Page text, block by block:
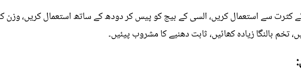
سے استعمال کریں، السی کے بیج کو پیس کر دودھ کے ساتھ استعمال کریں، وزن
تخم بالنگا زیادہ کھائیں، ثابت دھنیے کا مشروب پیئیں۔